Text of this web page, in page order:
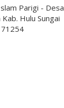
Parigi - Desa
Hulu Sungai
71254